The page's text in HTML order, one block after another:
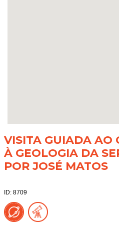
VISITA GUIADA AO
À GEOLOGIA DA
POR JOSÉ MATOS
ID: 8709